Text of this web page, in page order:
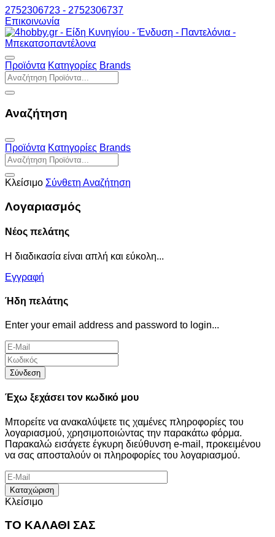
2752306723 - 2752306737
Επικοινωνία
Προϊόντα Κατηγορίες Brands
Αναζήτηση
Προϊόντα Κατηγορίες Brands
Κλείσιμο Σύνθετη Αναζήτηση
Λογαριασμός
Νέος πελάτης
Η διαδικασία είναι απλή και εύκολη...
Εγγραφή
Ήδη πελάτης
Enter your email address and password to login...
Σύνδεση
Έχω ξεχάσει τον κωδικό μου
Μπορείτε να ανακαλύψετε τις χαμένες πληροφορίες του
λογαριασμού, χρησιμοποιώντας την παρακάτω φόρμα.
Παρακαλώ εισάγετε έγκυρη διεύθυνση e-mail, προκειμένου
να σας αποσταλούν οι πληροφορίες του λογαριασμού.
Καταχώριση
Κλείσιμο
ΤΟ ΚΑΛΑΘΙ ΣΑΣ